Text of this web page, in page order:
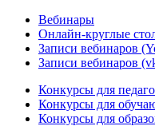
Вебинары
Онлайн-круглые
Записи вебинаров
Записи вебинаров
Конкурсы для
Конкурсы для
Конкурсы для